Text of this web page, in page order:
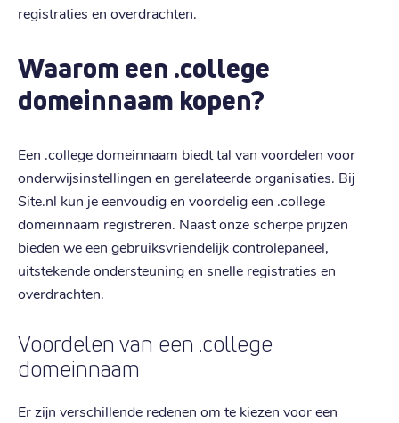
registraties en overdrachten.
Waarom een .college
domeinnaam kopen?
Een .college domeinnaam biedt tal van voordelen voor
onderwijsinstellingen en gerelateerde organisaties. Bij
Site.nl kun je eenvoudig en voordelig een .college
domeinnaam registreren. Naast onze scherpe prijzen
bieden we een gebruiksvriendelijk controlepaneel,
uitstekende ondersteuning en snelle registraties en
overdrachten.
Voordelen van een .college
domeinnaam
Er zijn verschillende redenen om te kiezen voor een